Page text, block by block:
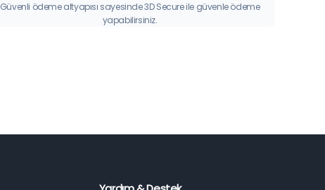
Güvenli ödeme altyapısı sayesinde 3D Secure ile güvenle ödeme
yapabilirsiniz.